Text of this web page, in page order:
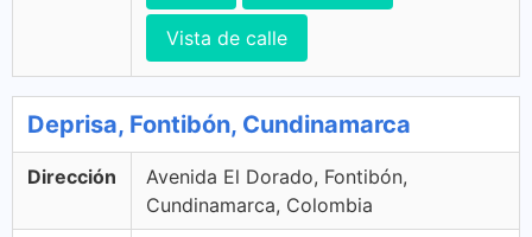
Vista de calle
Deprisa, Fontibón, Cundinamarca
Dirección
Avenida El Dorado, Fontibón,
Cundinamarca, Colombia